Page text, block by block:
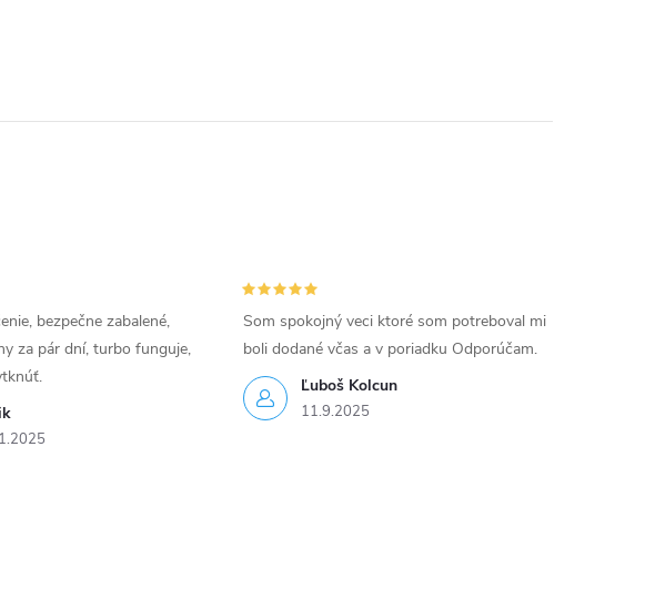
bezpečne zabalené,
za pár dní, turbo funguje,
Ľuboš Kolcun
11.9.2025
Som spokojný veci ktoré som potreboval mi
boli dodané včas a v poriadku Odporúčam.